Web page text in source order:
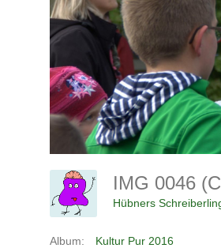
IMG 0046
Hübners
Album: Kultur Pur 2016